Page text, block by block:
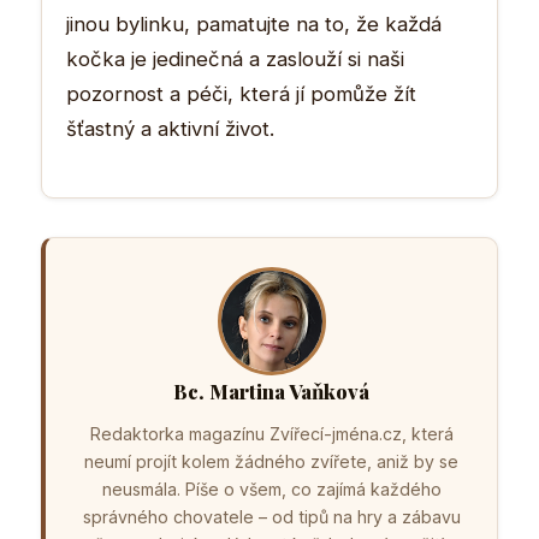
jinou bylinku, pamatujte na to, že každá
kočka je jedinečná a zaslouží si naši
pozornost a péči, která jí pomůže žít
šťastný a aktivní život.
Bc. Martina Vaňková
Redaktorka magazínu Zvířecí-jména.cz, která
neumí projít kolem žádného zvířete, aniž by se
neusmála. Píše o všem, co zajímá každého
správného chovatele – od tipů na hry a zábavu